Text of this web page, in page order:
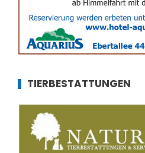
TIERBESTATTUNGEN